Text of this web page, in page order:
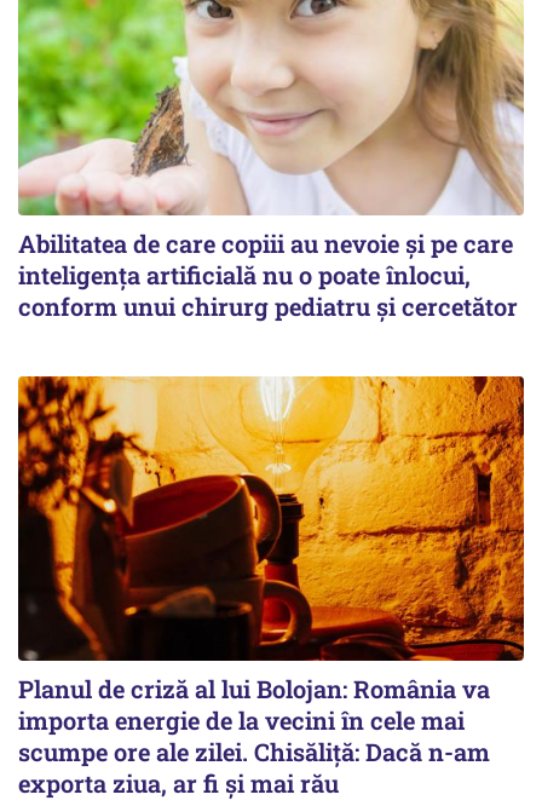
Abilitatea de care copiii au nevoie și pe care
inteligența artificială nu o poate înlocui,
conform unui chirurg pediatru și cercetător
Planul de criză al lui Bolojan: România va
importa energie de la vecini în cele mai
scumpe ore ale zilei. Chisăliță: Dacă n-am
exporta ziua, ar fi și mai rău